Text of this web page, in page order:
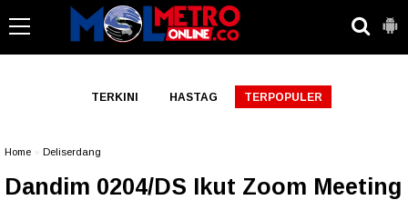
TERKINI HASTAG TERPOPULER
Home Deliserdang
Dandim 0204/DS Ikut Zoom Meeting